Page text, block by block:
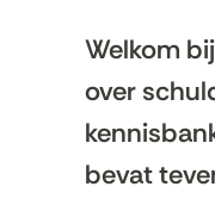
Welkom
over
bevat